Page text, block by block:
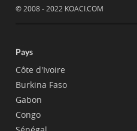
© 2008 - 2022 KOACI.COM
Pays
Côte d'Ivoire
Burkina Faso
Gabon
Congo